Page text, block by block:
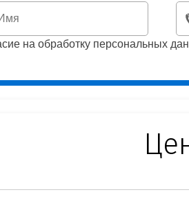
на обработку персональных